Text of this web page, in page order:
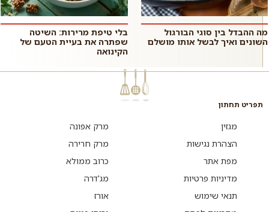
מה ההבדל בין סוגי הבורגול
השונים ואיך לבשל אותו מושלם
בלי טיפת מרירות: השיטה
שפתרה את בעיית הטעם של
הקינואה
תפריט תחתון
מגזין
הצהרת נגישות
מפת אתר
מדיניות פרטיות
תנאי שימוש
מרק אפונה
מרק חרירה
כרוב ממולא
מג'דרה
אורז